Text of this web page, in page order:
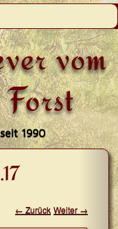
vom
1990
← Zurück Weiter →